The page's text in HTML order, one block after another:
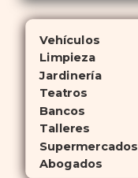
Vehículos
Limpieza
Jardinería
Teatros
Bancos
Talleres
Supermercados
Abogados